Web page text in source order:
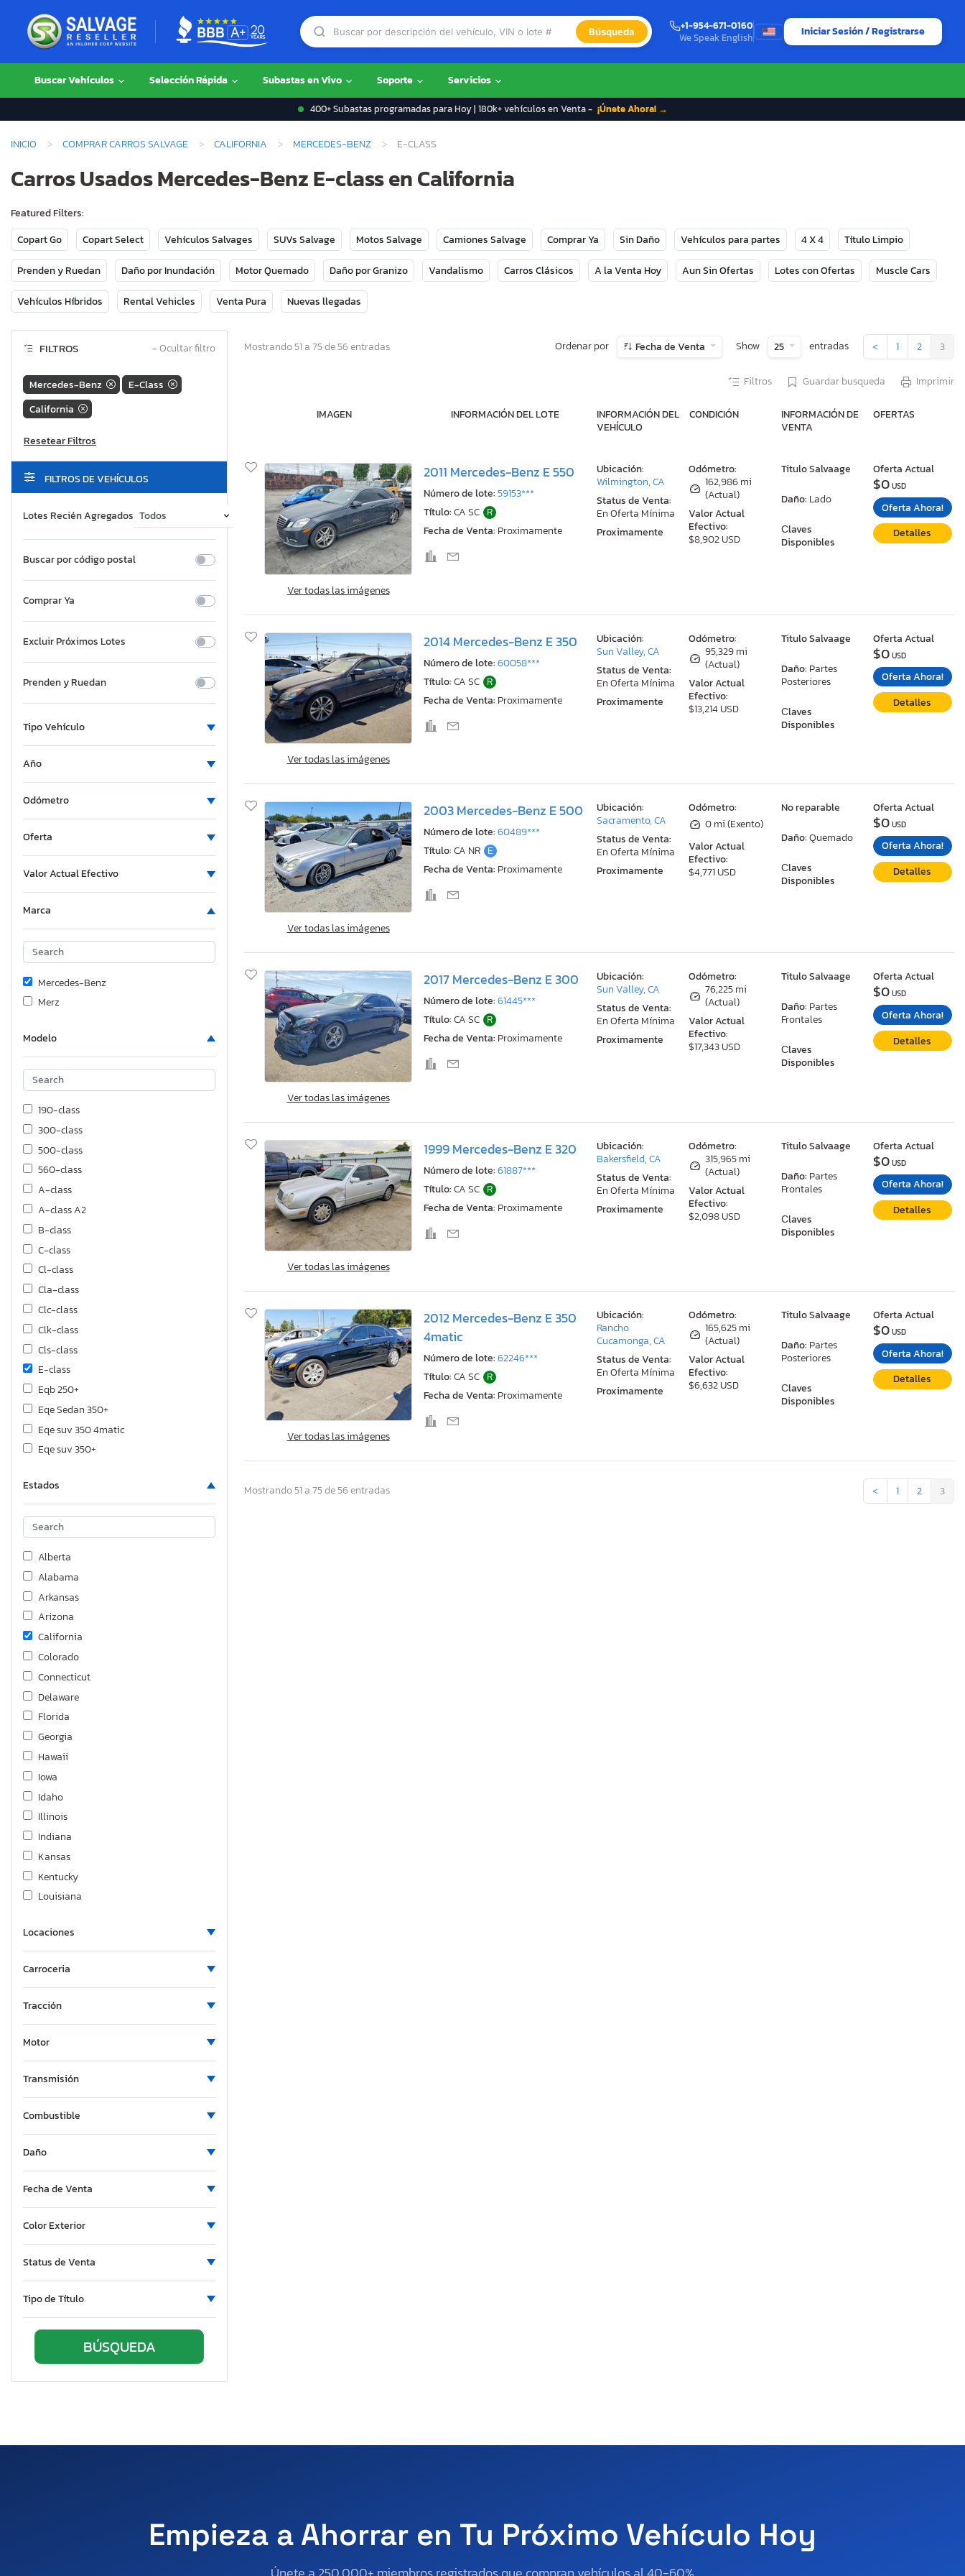
Búsqueda
+1-954-671-0160
We Speak English
Iniciar Sesión / Registrarse
Buscar Vehículos Selección Rápida Subastas en Vivo Soporte Servicios
400+ Subastas programadas para Hoy | 180k+ vehículos en Venta - ¡Únete Ahora! →
INICIO COMPRAR CARROS SALVAGE CALIFORNIA MERCEDES-BENZ E-CLASS
Carros Usados Mercedes-Benz E-class en California
Featured Filters:
Copart Go
Copart Select Vehículos Salvages SUVs Salvage Motos Salvage Camiones Salvage Comprar Ya Sin Daño Vehículos para partes 4 X 4 Título Limpio
Prenden y Ruedan Daño por Inundación Motor Quemado Daño por Granizo Vandalismo Carros Clásicos A la Venta Hoy Aun Sin Ofertas Lotes con Ofertas Muscle Cars
Vehículos Híbridos Rental Vehicles Venta Pura Nuevas llegadas
FILTROS −Ocultar filtro
Mercedes-Benz
E-Class
California
FILTROS DE VEHÍCULOS
Lotes Recién Agregados
Buscar por código postal
Comprar Ya
Excluir Próximos Lotes
Prenden y Ruedan
Tipo Vehículo
Año
Odómetro
Oferta
Valor Actual Efectivo
Marca
Mercedes-Benz
Merz
Modelo
190-class
300-class
500-class
560-class
A-class
A-class A2
B-class
C-class
Cl-class
Cla-class
Clc-class
Clk-class
Cls-class
E-class
Eqb 250+
Eqe Sedan 350+
Eqe suv 350 4matic
Eqe suv 350+
Eqs Sedan 580 4matic
Eqs suv 580 4matic
G-class
Gl-class
Glc-class
Gle-class
Glk-class
Metris
S-class
Sprinter
Sprinter 2
Estados
Alberta
Alabama
Arkansas
Arizona
California
Colorado
Connecticut
Delaware
Florida
Georgia
Hawaii
Iowa
Idaho
Illinois
Indiana
Kansas
Kentucky
Louisiana
Maryland
Maine
Michigan
Mississippi
North Carolina
Nebraska
New Hampshire
New Jersey
New Mexico
Nevada
New York
Ontario
Pennsylvania
Quebec
South Carolina
Locaciones
Carroceria
Tracción
Motor
Transmisión
Combustible
Daño
Fecha de Venta
Color Exterior
Status de Venta
Tipo de Título
Mostrando 51 a 75 de 56 entradas Ordenar por Fecha de Venta Show 25 entradas < 1 2 3
Filtros Guardar busqueda Imprimir
IMAGEN INFORMACIÓN DEL LOTE
INFORMACIÓN DEL
VEHÍCULO
CONDICIÓN
INFORMACIÓN DE
VENTA
OFERTAS
Ver todas las imágenes
2011 Mercedes-Benz E 550
Número de lote:59153***
Título:CA SC R
Fecha de Venta: Proximamente
Odómetro:
162,986 mi
(Actual)
Valor Actual
Efectivo:
$8,902 USD
Titulo Salvaage
Daño: Lado
Сlaves
Disponibles
Ubicación:
Wilmington, CA
Status de Venta:
En Oferta Mínima
Proximamente
Oferta Actual
$0USD
Oferta Ahora!
Detalles
Ver todas las imágenes
2014 Mercedes-Benz E 350
Número de lote:60058***
Título:CA SC R
Fecha de Venta: Proximamente
Odómetro:
95,329 mi
(Actual)
Valor Actual
Efectivo:
$13,214 USD
Titulo Salvaage
Daño: Partes
Posteriores
Сlaves
Disponibles
Ubicación:
Sun Valley, CA
Status de Venta:
En Oferta Mínima
Proximamente
Oferta Actual
$0USD
Oferta Ahora!
Detalles
Ver todas las imágenes
2003 Mercedes-Benz E 500
Número de lote:60489***
Título:CA NR E
Fecha de Venta: Proximamente
Odómetro:
0 mi (Exento)
Valor Actual
Efectivo:
$4,771 USD
No reparable
Daño:Quemado
Сlaves
Disponibles
Ubicación:
Sacramento, CA
Status de Venta:
En Oferta Mínima
Proximamente
Oferta Actual
$0USD
Oferta Ahora!
Detalles
Ver todas las imágenes
2017 Mercedes-Benz E 300
Número de lote:61445***
Título:CA SC R
Fecha de Venta: Proximamente
Odómetro:
76,225 mi
(Actual)
Valor Actual
Efectivo:
$17,343 USD
Titulo Salvaage
Daño: Partes
Frontales
Сlaves
Disponibles
Ubicación:
Sun Valley, CA
Status de Venta:
En Oferta Mínima
Proximamente
Oferta Actual
$0USD
Oferta Ahora!
Detalles
Ver todas las imágenes
1999 Mercedes-Benz E 320
Número de lote:61887***
Título:CA SC R
Fecha de Venta: Proximamente
Odómetro:
315,965 mi
(Actual)
Valor Actual
Efectivo:
$2,098 USD
Titulo Salvaage
Daño: Partes
Frontales
Сlaves
Disponibles
Ubicación:
Bakersfield, CA
Status de Venta:
En Oferta Mínima
Proximamente
Oferta Actual
$0USD
Oferta Ahora!
Detalles
Ver todas las imágenes
2012 Mercedes-Benz E 350
4matic
Número de lote:62246***
Título:CA SC R
Fecha de Venta: Proximamente
Odómetro:
165,625 mi
(Actual)
Valor Actual
Efectivo:
$6,632 USD
Titulo Salvaage
Daño: Partes
Posteriores
Сlaves
Disponibles
Ubicación:
Rancho
Cucamonga, CA
Status de Venta:
En Oferta Mínima
Proximamente
Oferta Actual
$0USD
Oferta Ahora!
Detalles
Mostrando 51 a 75 de 56 entradas < 1 2 3
Empieza a Ahorrar en Tu Próximo Vehículo Hoy